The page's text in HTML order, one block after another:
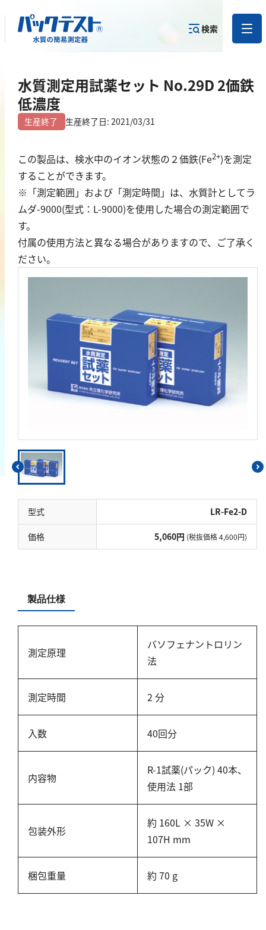
検索
水質測定用試薬セット No.29D 2価鉄
低濃度
生産終了 生産終了日: 2021/03/31
この製品は、検水中のイオン状態の２価鉄(Fe2+)を測定
することができます。
※「測定範囲」および「測定時間」は、水質計としてラ
ムダ-9000(型式：L-9000)を使用した場合の測定範囲で
す。
付属の使用方法と異なる場合がありますので、ご了承く
ださい。
型式 LR-Fe2-D
価格 5,060円 (税抜価格 4,600円)
製品仕様
測定原理
バソフェナントロリン
法
測定時間 2 分
入数 40回分
内容物
R-1試薬(パック) 40本、
使用法 1部
包装外形
約 160L × 35W ×
107H mm
梱包重量 約 70 g
ら
製品を探す
目的から
製品を探す
カテゴリー
で探す
金属
亜鉛
アルミニウム
カドミウム
銀
クロム
鉄
ニッケル
マンガン
モリブデン
金属総量
BOD
COD
過マンガン酸カリウム消費量
TOC
硬度
マグネシウム
二酸化塩素
遊離残留塩素
硫黄
硫化物（硫化水素）
アンモニウム
亜硝酸